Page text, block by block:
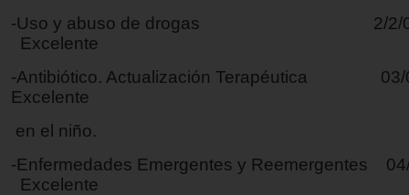
-Uso y abuso de drogas 2/
Excelente
-Antibiótico. Actualización
Excelente
en el niño.
-Enfermedades Emergentes y Reemergentes
Excelente